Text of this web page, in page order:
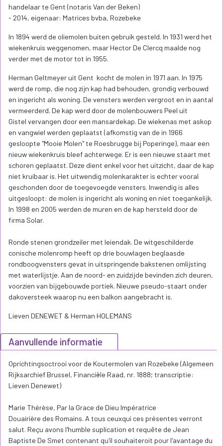
handelaar te Gent (notaris Van der Beken)
- 2014, eigenaar: Matrices bvba, Rozebeke
In 1894 werd de oliemolen buiten gebruik gesteld. In 1931 werd het
wiekenkruis weggenomen, maar Hector De Clercq maalde nog
verder met de motor tot in 1955.
Herman Geltmeyer uit Gent kocht de molen in 1971 aan. In 1975
werd de romp, die nog zijn kap had behouden, grondig verbouwd
en ingericht als woning. De vensters werden vergroot en in aantal
vermeerderd. De kap werd door de molenbouwers Peel uit
Gistel vervangen door een mansardekap. De wiekenas met askop
en vangwiel werden geplaatst (afkomstig van de in 1966
gesloopte "Mooie Molen" te Roesbrugge bij Poperinge), maar een
nieuw wiekenkruis bleef achterwege. Er is een nieuwe staart met
schoren geplaatst. Deze dient enkel voor het uitzicht, daar de kap
niet kruibaar is. Het uitwendig molenkarakter is echter vooral
geschonden door de toegevoegde vensters. Inwendig is alles
uitgesloopt: de molen is ingericht als woning en niet toegankelijk.
In 1998 en 2005 werden de muren en de kap hersteld door de
firma Solar.
Ronde stenen grondzeiler met leiendak. De witgeschilderde
conische molenromp heeft op drie bouwlagen beglaasde
rondboogvensters gevat in uitspringende bakstenen omlijsting
met waterlijstje. Aan de noord- en zuidzijde bevinden zich deuren,
voorzien van bijgebouwde portiek. Nieuwe pseudo-staart onder
dakoversteek waarop nu een balkon aangebracht is.
Lieven DENEWET & Herman HOLEMANS
Aanvullende informatie
Oprichtingsoctrooi voor de Koutermolen van Rozebeke (Algemeen
Rijksarchief Brussel, Financiële Raad, nr. 1888; transcriptie:
Lieven Denewet)
Marie Thérèse, Par la Grace de Dieu Impératrice
Douairière des Romains. A tous ceuxqui ces présentes verront
salut. Reçu avons l'humble suplication et requête de Jean
Baptiste De Smet contenant qu'il souhaiteroit pour l'avantage du